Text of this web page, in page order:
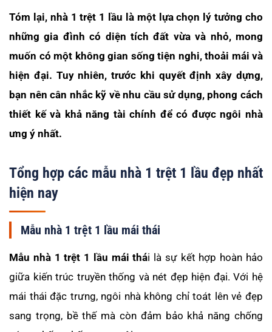
Tóm lại, nhà 1 trệt 1 lầu là một lựa chọn lý tưởng cho
những gia đình có diện tích đất vừa và nhỏ, mong
muốn có một không gian sống tiện nghi, thoải mái và
hiện đại. Tuy nhiên, trước khi quyết định xây dựng,
bạn nên cân nhắc kỹ về nhu cầu sử dụng, phong cách
thiết kế và khả năng tài chính để có được ngôi nhà
ưng ý nhất.
Tổng hợp các mẫu nhà 1 trệt 1 lầu đẹp nhất
hiện nay
Mẫu nhà 1 trệt 1 lầu mái thái
Mẫu nhà 1 trệt 1 lầu mái thái là sự kết hợp hoàn hảo
giữa kiến trúc truyền thống và nét đẹp hiện đại. Với hệ
mái thái đặc trưng, ngôi nhà không chỉ toát lên vẻ đẹp
sang trọng, bề thế mà còn đảm bảo khả năng chống